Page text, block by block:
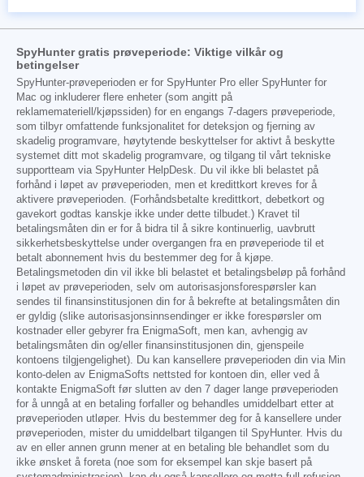
SpyHunter gratis prøveperiode: Viktige vilkår og
betingelser
SpyHunter-prøveperioden er for SpyHunter Pro eller SpyHunter for
Mac og inkluderer flere enheter (som angitt på
reklamemateriell/kjøpssiden) for en engangs 7-dagers prøveperiode,
som tilbyr omfattende funksjonalitet for deteksjon og fjerning av
skadelig programvare, høytytende beskyttelser for aktivt å beskytte
systemet ditt mot skadelig programvare, og tilgang til vårt tekniske
supportteam via SpyHunter HelpDesk. Du vil ikke bli belastet på
forhånd i løpet av prøveperioden, men et kredittkort kreves for å
aktivere prøveperioden. (Forhåndsbetalte kredittkort, debetkort og
gavekort godtas kanskje ikke under dette tilbudet.) Kravet til
betalingsmåten din er for å bidra til å sikre kontinuerlig, uavbrutt
sikkerhetsbeskyttelse under overgangen fra en prøveperiode til et
betalt abonnement hvis du bestemmer deg for å kjøpe.
Betalingsmetoden din vil ikke bli belastet et betalingsbeløp på forhånd
i løpet av prøveperioden, selv om autorisasjonsforespørsler kan
sendes til finansinstitusjonen din for å bekrefte at betalingsmåten din
er gyldig (slike autorisasjonsinnsendinger er ikke forespørsler om
kostnader eller gebyrer fra EnigmaSoft, men kan, avhengig av
betalingsmåten din og/eller finansinstitusjonen din, gjenspeile
kontoens tilgjengelighet). Du kan kansellere prøveperioden din via Min
konto-delen av EnigmaSofts nettsted for kontoen din, eller ved å
kontakte EnigmaSoft før slutten av den 7 dager lange prøveperioden
for å unngå at en betaling forfaller og behandles umiddelbart etter at
prøveperioden utløper. Hvis du bestemmer deg for å kansellere under
prøveperioden, mister du umiddelbart tilgangen til SpyHunter. Hvis du
av en eller annen grunn mener at en betaling ble behandlet som du
ikke ønsket å foreta (noe som for eksempel kan skje basert på